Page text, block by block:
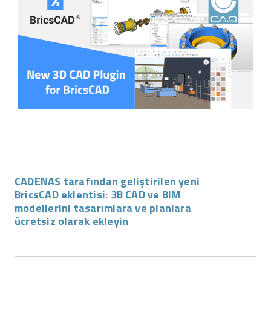
CADENAS tarafından geliştirilen yeni
BricsCAD eklentisi: 3B CAD ve BIM
modellerini tasarımlara ve planlara
ücretsiz olarak ekleyin